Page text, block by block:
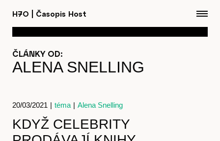
H7O Časopis Host
Články
ČLÁNKY OD:
ALENA SNELLING
20/03/2021 | téma | Alena Snelling
KDYŽ CELEBRITY